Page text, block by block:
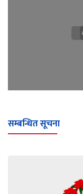
सम्बन्धित सूचना